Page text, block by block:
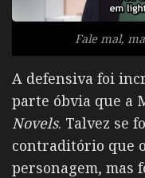
Fale mal,
A defensiva foi
parte óbvia que a
Novels. Talvez se
contraditório que
personagem, mas